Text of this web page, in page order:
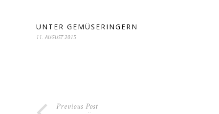
UNTER GEMÜSERINGERN
11. AUGUST 2015
Previous Post